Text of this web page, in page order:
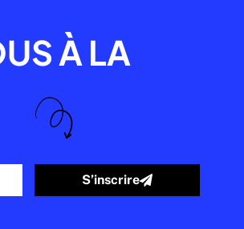
À LA
S’inscrire